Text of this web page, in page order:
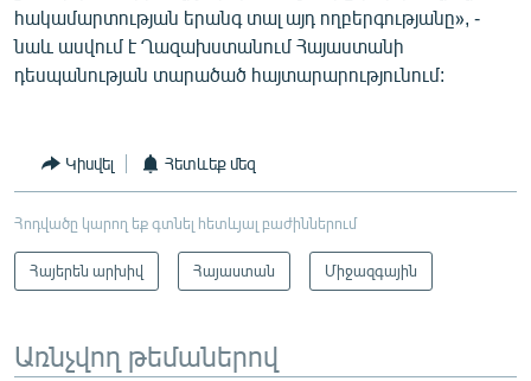
հակամարտության երանգ տալ այդ ողբերգությանը», -
նաև ասվում է Ղազախստանում Հայաստանի
դեսպանության տարածած հայտարարությունում:
Կիսվել Հետևեք մեզ
Հոդվածը կարող եք գտնել հետևյալ բաժիններում
Հայերեն արխիվ Հայաստան Միջազգային
Առնչվող թեմաներով